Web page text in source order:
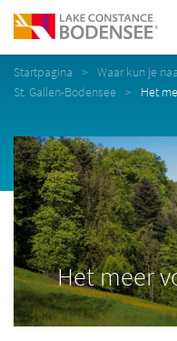
Startpagina Waar kun je
St. Gallen-Bodensee
Het
Het meer